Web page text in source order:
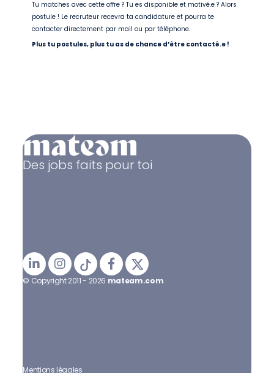
Tu matches avec cette offre ? Tu es disponible et motivé.e ? Alors
postule ! Le recruteur recevra ta candidature et pourra te
contacter directement par mail ou par téléphone.
Plus tu postules, plus tu as de chance d’être contacté.e !
Des jobs faits pour toi
© Copyright 2011 - 2026 mateam.com
Mentions légales